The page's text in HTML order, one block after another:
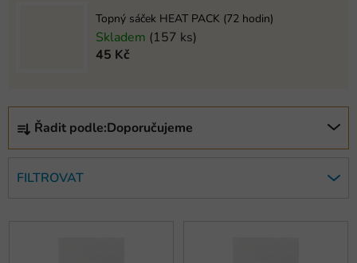
Topný sáček HEAT PACK (72 hodin)
Skladem (157 ks)
45 Kč
Ř
z
Řadit podle:Doporučujeme
FILTROVAT